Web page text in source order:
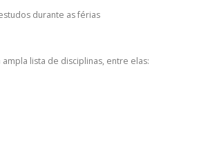
durante as férias
ampla lista de disciplinas, entre elas: